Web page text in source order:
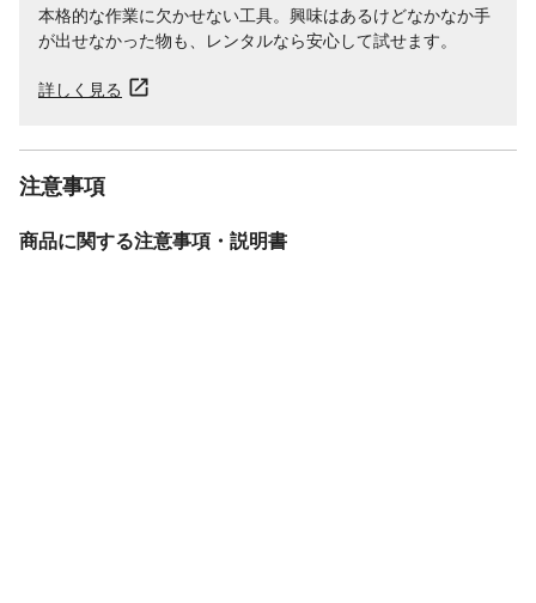
本格的な作業に欠かせない工具。興味はあるけどなかなか手
が出せなかった物も、レンタルなら安心して試せます。
詳しく見る
注意事項
商品に関する注意事項・説明書